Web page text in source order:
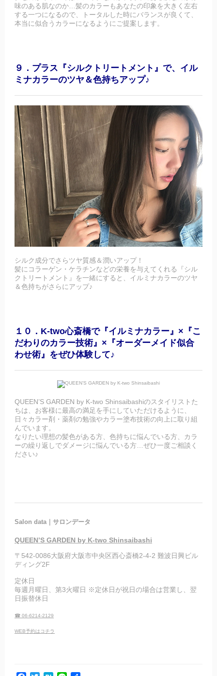
味のある肌なのか…髪のカラーもあなたの印象を大きく左右
する一つになるので、トータルした時にバランスが良くて、
本当に似合うカラーになるようにご提案します。
９．プラス『シルクトリートメント』で、イル
ミナカラーのツヤ＆色持ちアップ♪
シルク成分でさらツヤ質感＆潤いアップ！
髪にコラーゲン・ケラチンなどの栄養を与えてくれる『シル
クトリートメント』を一緒にすると、イルミナカラーのツヤ
＆色持ちがさらにアップ♪
１０．K-two心斎橋で『イルミナカラー』×『こ
だわりのカラー技術』×『オーダーメイド似合
わせ術』をぜひ体験して♪
QUEEN’S GARDEN by K-two Shinsaibashiのスタイリストた
ちは、お客様に最高の満足を手にしていただけるように、
日々カラー剤・薬剤の勉強やカラー塗布技術の向上に取り組
んでいます。
なりたい理想の髪色がある方、色持ちに悩んでいる方、カラ
ーの繰り返しでダメージに悩んでいる方…ぜひ一度ご相談く
ださい♪
Salon data｜サロンデータ
QUEEN’S GARDEN by K-two Shinsaibashi
〒542-0086大阪府大阪市中央区西心斎橋2-4-2 難波日興ビル
ディング2F
定休日
毎週月曜日、第3火曜日 ※定休日が祝日の場合は営業し、翌
日振替休日
☎ 06-6214-2129
WEB予約はコチラ